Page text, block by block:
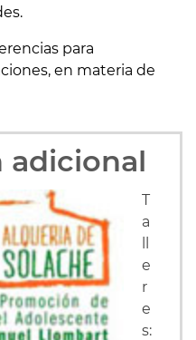
para
en materia de
adicional
T
a
e
r
e
s: